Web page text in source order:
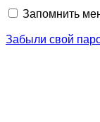
Запомнить
Забыли свой